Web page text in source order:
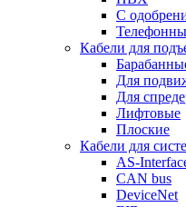
С
Кабели для
Для
Для
Лифтовые
Плоские
Кабели для
AS-
CAN bus
DeviceNet